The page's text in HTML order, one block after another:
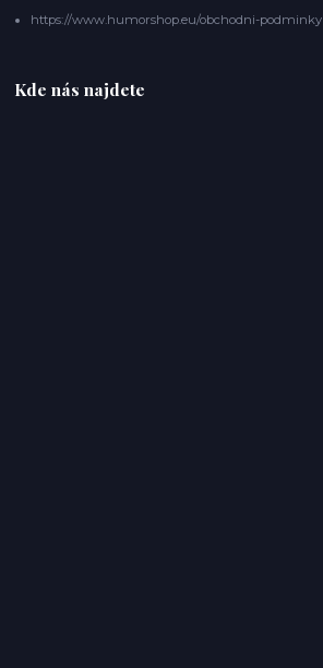
https://www.humorshop.eu/obchodni-podminky
Kde nás najdete